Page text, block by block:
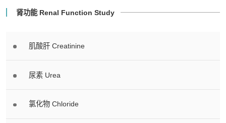
肾功能 Renal Function Study
肌酸肝 Creatinine
尿素 Urea
氯化物 Chloride